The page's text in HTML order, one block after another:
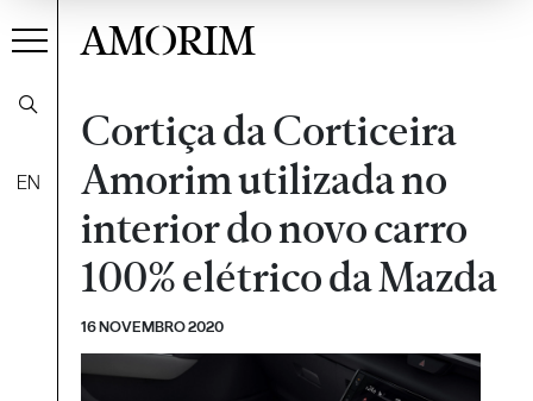
EN
AMORIM
Cortiça da Corticeira
Amorim utilizada no
interior do novo carro
100% elétrico da Mazda
16 NOVEMBRO 2020